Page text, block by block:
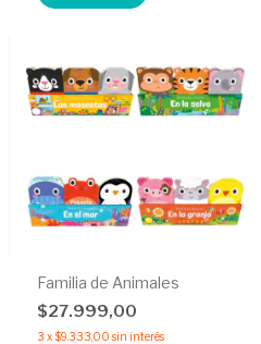
Familia de Animales
$27.999,00
3 x$9.333,00 sin interés